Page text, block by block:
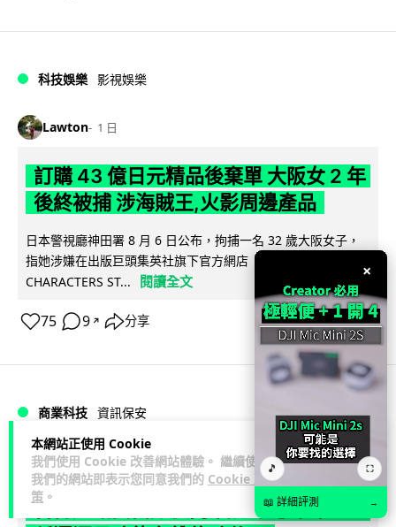
本網站正使用 Cookie
我們使用 Cookie 改善網站體驗。 繼續使用
我們的網站即表示您同意我們的 Cookie 政
策 。
科技娛樂 影視娛樂
Lawton 1 日
訂購 43 億日元精品後棄單 大阪女 2 年
後終被捕 涉海賊王,火影周邊產品
日本警視廳神田署 8 月 6 日公布，拘捕一名 32 歲大阪女子，
指她涉嫌在出版巨頭集英社旗下官方網店「JUMP
CHARACTERS ST...
閱讀全文
75 9 ↗ 分享
商業科技 資訊保安
Vin 1 日
智博通路由器爆後門 官方緊急下架止血
×
🎵 ⛶
📖 詳細評測 →